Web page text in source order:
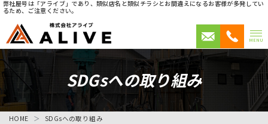
弊社屋号は「アライブ」であり、類似店名と類似チラシとお間違えになるお客様が多発してい
るため、ご注意ください。
MENU
SDGsへの取り組み
HOME SDGsへの取り組み